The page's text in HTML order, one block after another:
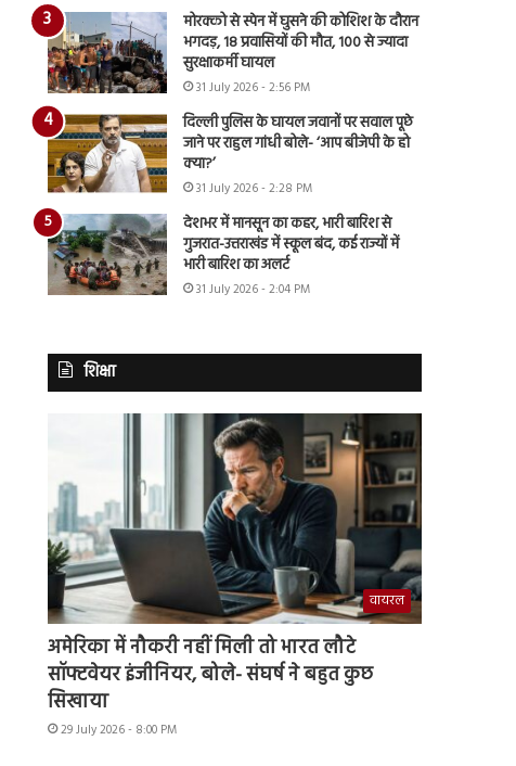
मोरक्को से स्पेन में घुसने की कोशिश के दौरान
भगदड़, 18 प्रवासियों की मौत, 100 से ज्यादा
सुरक्षाकर्मी घायल
31 July 2026 - 2:56 PM
दिल्ली पुलिस के घायल जवानों पर सवाल पूछे
जाने पर राहुल गांधी बोले- ‘आप बीजेपी के हो
क्या?’
31 July 2026 - 2:28 PM
देशभर में मानसून का कहर, भारी बारिश से
गुजरात-उत्तराखंड में स्कूल बंद, कई राज्यों में
भारी बारिश का अलर्ट
31 July 2026 - 2:04 PM
शिक्षा
वायरल
अमेरिका में नौकरी नहीं मिली तो भारत लौटे
सॉफ्टवेयर इंजीनियर, बोले- संघर्ष ने बहुत कुछ
सिखाया
29 July 2026 - 8:00 PM